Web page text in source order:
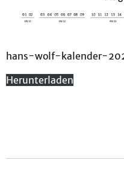
hans-wolf-kalender-
Herunterladen